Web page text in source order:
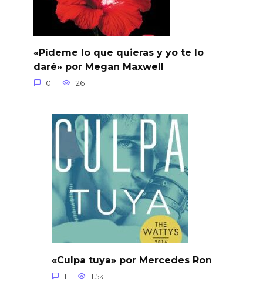
«Pídeme lo que quieras y yo te lo
daré» por Megan Maxwell
0 26
«Culpa tuya» por Mercedes Ron
1 1.5k.